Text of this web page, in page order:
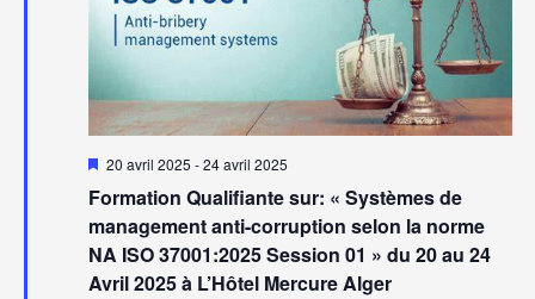
Mis
avant
20 avril 2025 -24 avril 2025
Formation Qualifiante sur: « Systèmes de
management anti-corruption selon la norme
NA ISO 37001:2025 Session 01 » du 20 au 24
Avril 2025 à L’Hôtel Mercure Alger